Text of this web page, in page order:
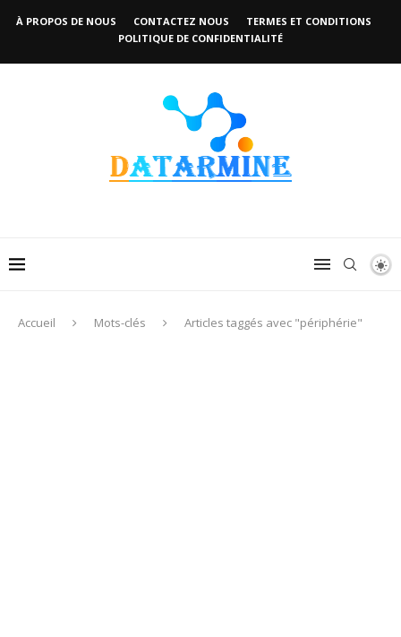
À PROPOS DE NOUS CONTACTEZ NOUS
TERMES ET CONDITIONS
POLITIQUE DE CONFIDENTIALITÉ
Accueil Mots-clés Articles taggés avec "périphérie"